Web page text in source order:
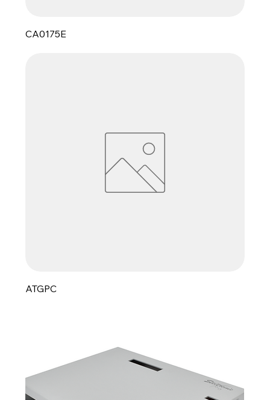
CA0175E
ATGPC